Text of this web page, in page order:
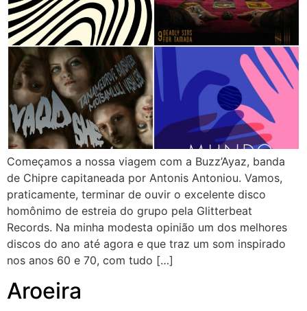
Começamos a nossa viagem com a Buzz’Ayaz, banda
de Chipre capitaneada por Antonis Antoniou. Vamos,
praticamente, terminar de ouvir o excelente disco
homônimo de estreia do grupo pela Glitterbeat
Records. Na minha modesta opinião um dos melhores
discos do ano até agora e que traz um som inspirado
nos anos 60 e 70, com tudo […]
Aroeira